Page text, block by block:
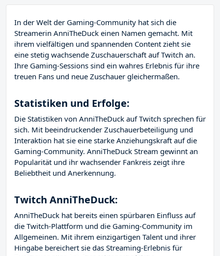
In der Welt der Gaming-Community hat sich die
Streamerin AnniTheDuck einen Namen gemacht. Mit
ihrem vielfältigen und spannenden Content zieht sie
eine stetig wachsende Zuschauerschaft auf Twitch an.
Ihre Gaming-Sessions sind ein wahres Erlebnis für ihre
treuen Fans und neue Zuschauer gleichermaßen.
Statistiken und Erfolge:
Die Statistiken von AnniTheDuck auf Twitch sprechen für
sich. Mit beeindruckender Zuschauerbeteiligung und
Interaktion hat sie eine starke Anziehungskraft auf die
Gaming-Community. AnniTheDuck Stream gewinnt an
Popularität und ihr wachsender Fankreis zeigt ihre
Beliebtheit und Anerkennung.
Twitch AnniTheDuck:
AnniTheDuck hat bereits einen spürbaren Einfluss auf
die Twitch-Plattform und die Gaming-Community im
Allgemeinen. Mit ihrem einzigartigen Talent und ihrer
Hingabe bereichert sie das Streaming-Erlebnis für